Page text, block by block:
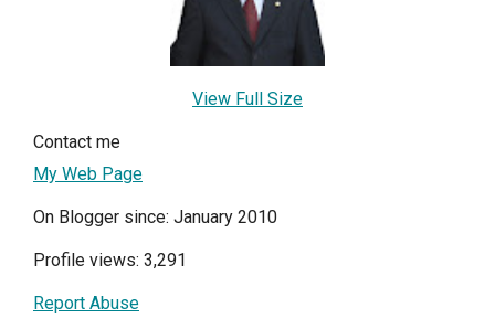
View Full Size
Contact me
My Web Page
On Blogger since: January 2010
Profile views: 3,291
Report Abuse